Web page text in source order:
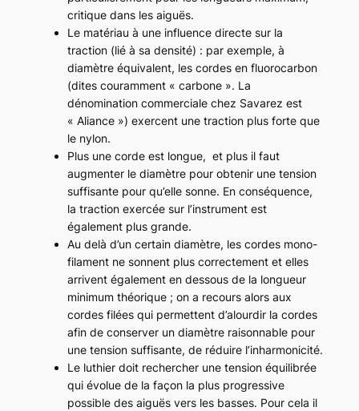
critique dans les aiguës.
Le matériau à une influence directe sur la
traction (lié à sa densité) : par exemple, à
diamètre équivalent, les cordes en fluorocarbon
(dites couramment « carbone ». La
dénomination commerciale chez Savarez est
« Aliance ») exercent une traction plus forte que
le nylon.
Plus une corde est longue, et plus il faut
augmenter le diamètre pour obtenir une tension
suffisante pour qu’elle sonne. En conséquence,
la traction exercée sur l’instrument est
également plus grande.
Au delà d’un certain diamètre, les cordes mono-
filament ne sonnent plus correctement et elles
arrivent également en dessous de la longueur
minimum théorique ; on a recours alors aux
cordes filées qui permettent d’alourdir la cordes
afin de conserver un diamètre raisonnable pour
une tension suffisante, de réduire l’inharmonicité.
Le luthier doit rechercher une tension équilibrée
qui évolue de la façon la plus progressive
possible des aiguës vers les basses. Pour cela il